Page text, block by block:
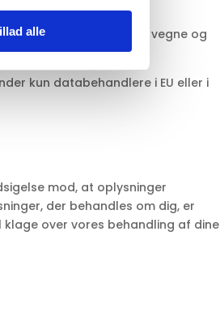
alle
oplysninger på vores vegne og
kun databehandlere i EU eller i
mod, at oplysninger
der behandles om dig, er
klage over vores behandling af dine